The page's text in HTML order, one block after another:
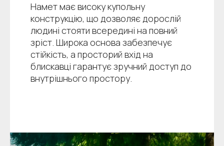
Намет має високу купольну
конструкцію, що дозволяє дорослій
людині стояти всередині на повний
зріст. Широка основа забезпечує
стійкість, а просторий вхід на
блискавці гарантує зручний доступ до
внутрішнього простору.